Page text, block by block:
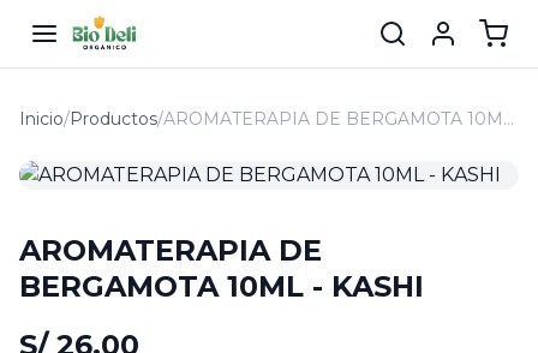
Inicio/Productos/ AROMATERAPIA DE BERGAMOTA 10ML - KASHI
AROMATERAPIA DE
BERGAMOTA 10ML - KASHI
S/ 26.00